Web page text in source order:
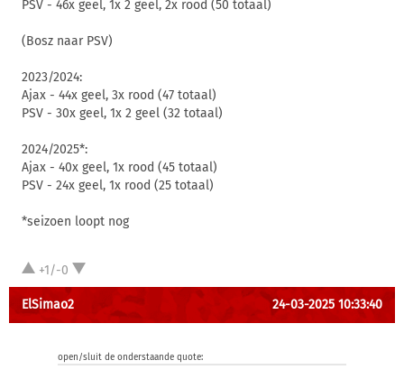
PSV - 46x geel, 1x 2 geel, 2x rood (50 totaal)
(Bosz naar PSV)
2023/2024:
Ajax - 44x geel, 3x rood (47 totaal)
PSV - 30x geel, 1x 2 geel (32 totaal)
2024/2025*:
Ajax - 40x geel, 1x rood (45 totaal)
PSV - 24x geel, 1x rood (25 totaal)
*seizoen loopt nog
+1/-0
ElSimao2 24-03-2025 10:33:40
open/sluit de onderstaande quote: